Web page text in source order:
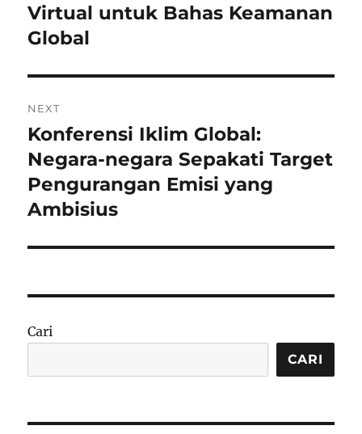
Virtual untuk Bahas Keamanan
Global
NEXT
Next
post:
Konferensi Iklim Global:
Negara-negara Sepakati Target
Pengurangan Emisi yang
Ambisius
Cari
CARI